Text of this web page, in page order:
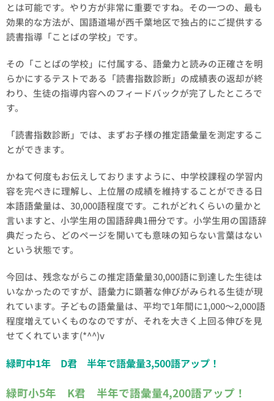
とは可能です。やり方が非常に重要ですね。その一つの、最も
効果的な方法が、国語道場が西千葉地区で独占的にご提供する
読書指導「ことばの学校」です。
その「ことばの学校」に付属する、語彙力と読みの正確さを明
らかにするテストである「読書指数診断」の成績表の返却が終
わり、生徒の指導内容へのフィードバックが完了したところで
す。
「読書指数診断」では、まずお子様の推定語彙量を測定するこ
とができます。
かねて何度もお伝えしておりますように、中学校課程の学習内
容を完ぺきに理解し、上位層の成績を維持することができる日
本語語彙量は、30,000語程度です。これがどれくらいの量かと
言いますと、小学生用の国語辞典1冊分です。小学生用の国語辞
典だったら、どのページを開いても意味の知らない言葉はない
という状態です。
今回は、残念ながらこの推定語彙量30,000語に到達した生徒は
いなかったのですが、語彙力に顕著な伸びがみられる生徒が現
れています。子どもの語彙量は、平均で1年間に1,000～2,000語
程度増えていくものなのですが、それを大きく上回る伸びを見
せてくれています(*^^)v
緑町中1年 D君 半年で語彙量3,500語アップ！
緑町小5年 K君 半年で語彙量4,200語アップ！